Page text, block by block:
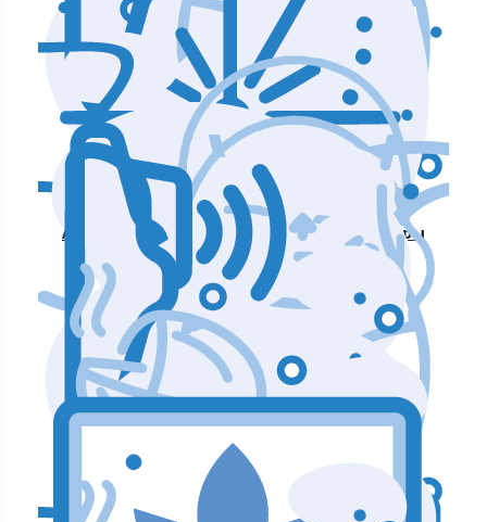
Аппараты по уходу и чистке лица
Аппараты для массажа и коррекции фигуры
Аппараты для лазерных процедур
Уход и подтяжка кожи лица